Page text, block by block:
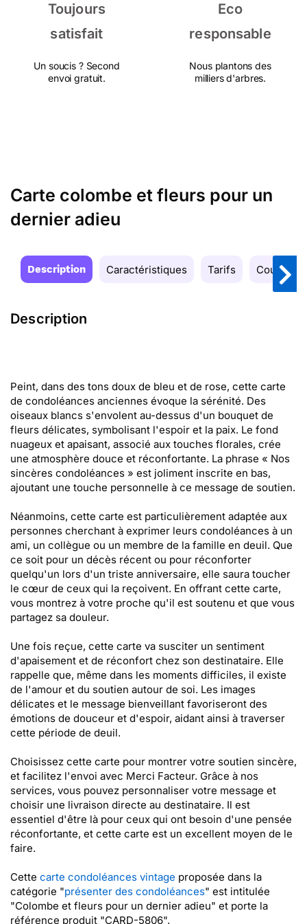
Toujours
satisfait
Un soucis ? Second
envoi gratuit.
Eco
responsable
Nous plantons des
milliers d'arbres.
Carte colombe et fleurs pour un
dernier adieu
Description Caractéristiques Tarifs Couleurs
Description
Peint, dans des tons doux de bleu et de rose, cette carte
de condoléances anciennes évoque la sérénité. Des
oiseaux blancs s'envolent au-dessus d'un bouquet de
fleurs délicates, symbolisant l'espoir et la paix. Le fond
nuageux et apaisant, associé aux touches florales, crée
une atmosphère douce et réconfortante. La phrase « Nos
sincères condoléances » est joliment inscrite en bas,
ajoutant une touche personnelle à ce message de soutien.
Néanmoins, cette carte est particulièrement adaptée aux
personnes cherchant à exprimer leurs condoléances à un
ami, un collègue ou un membre de la famille en deuil. Que
ce soit pour un décès récent ou pour réconforter
quelqu'un lors d'un triste anniversaire, elle saura toucher
le cœur de ceux qui la reçoivent. En offrant cette carte,
vous montrez à votre proche qu'il est soutenu et que vous
partagez sa douleur.
Une fois reçue, cette carte va susciter un sentiment
d'apaisement et de réconfort chez son destinataire. Elle
rappelle que, même dans les moments difficiles, il existe
de l'amour et du soutien autour de soi. Les images
délicates et le message bienveillant favoriseront des
émotions de douceur et d'espoir, aidant ainsi à traverser
cette période de deuil.
Choisissez cette carte pour montrer votre soutien sincère,
et facilitez l'envoi avec Merci Facteur. Grâce à nos
services, vous pouvez personnaliser votre message et
choisir une livraison directe au destinataire. Il est
essentiel d'être là pour ceux qui ont besoin d'une pensée
réconfortante, et cette carte est un excellent moyen de le
faire.
Cette carte condoléances vintage proposée dans la
catégorie "présenter des condoléances" est intitulée
"Colombe et fleurs pour un dernier adieu" et porte la
référence produit "CARD-5806".